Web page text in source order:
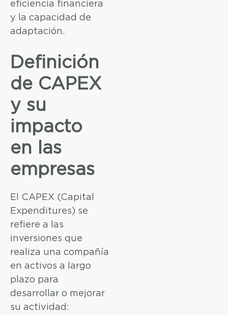
eficiencia financiera
y la capacidad de
adaptación.
Definición
de CAPEX
y su
impacto
en las
empresas
El CAPEX (Capital
Expenditures) se
refiere a las
inversiones que
realiza una compañía
en activos a largo
plazo para
desarrollar o mejorar
su actividad: